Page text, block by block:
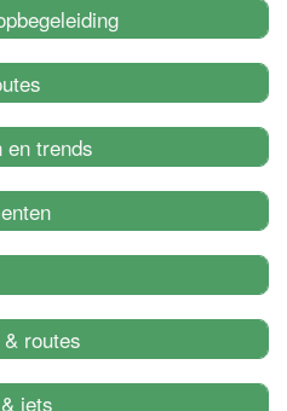
en trends
routes
jets